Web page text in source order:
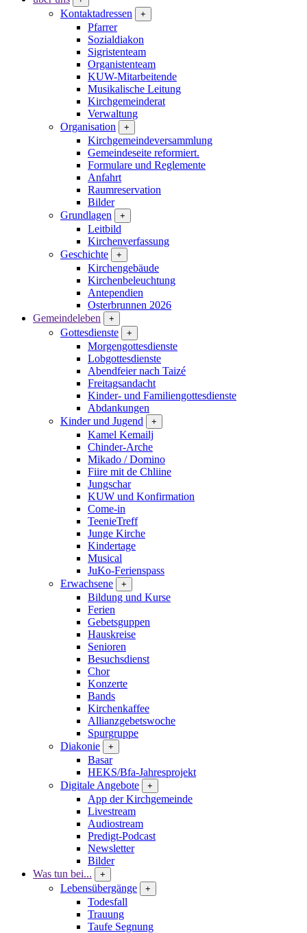
Kontaktadressen +
Pfarrer
Sozialdiakon
Sigristenteam
Organistenteam
KUW-Mitarbeitende
Musikalische Leitung
Kirchgemeinderat
Verwaltung
Organisation
+
Kirchgemeindeversammlung
Gemeindeseite reformiert.
Formulare und Reglemente
Anfahrt
Raumreservation
Bilder
Grundlagen
+
Leitbild
Kirchenverfassung
Geschichte
+
Kirchengebäude
Kirchenbeleuchtung
Antependien
Osterbrunnen 2026
Gemeindeleben
+
Gottesdienste +
Morgengottesdienste
Lobgottesdienste
Abendfeier nach Taizé
Freitagsandacht
Kinder- und Familien­gottesdienste
Abdankungen
Kinder und Jugend
+
Kamel Kemailj
Chinder-Arche
Mikado / Domino
Fiire mit de Chliine
Jungschar
KUW und Konfirmation
Come-in
TeenieTreff
Junge Kirche
Kindertage
Musical
JuKo-Ferienspass
Erwachsene
+
Bildung und Kurse
Ferien
Gebetsguppen
Hauskreise
Senioren
Besuchsdienst
Chor
Konzerte
Bands
Kirchenkaffee
Allianzgebetswoche
Spurgruppe
Diakonie
+
Basar
HEKS/Bfa-Jahresprojekt
Digitale Angebote
+
App der Kirchgemeinde
Livestream
Audiostream
Predigt-Podcast
Newsletter
Bilder
Was tun bei...
+
Lebensübergänge +
Todesfall
Trauung
Taufe Segnung